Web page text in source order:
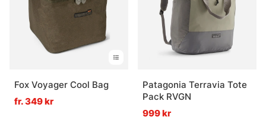
Fox Voyager Cool Bag
fr. 349 kr
Patagonia Terravia Tote
Pack RVGN
999 kr